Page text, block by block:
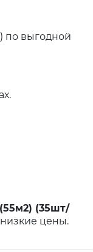
по выгодной
(35шт/
низкие цены.